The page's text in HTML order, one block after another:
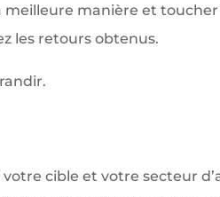
manière et toucher
les retours obtenus.
cible et votre secteur